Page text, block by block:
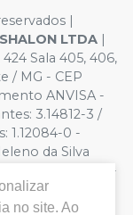
|
LTDA |
Sala 405, 406,
/ MG - CEP
ANVISA -
3.14812-3 /
1.12084-0 -
da Silva
e Segurança -
e condições
Em caso de
no site. Ao